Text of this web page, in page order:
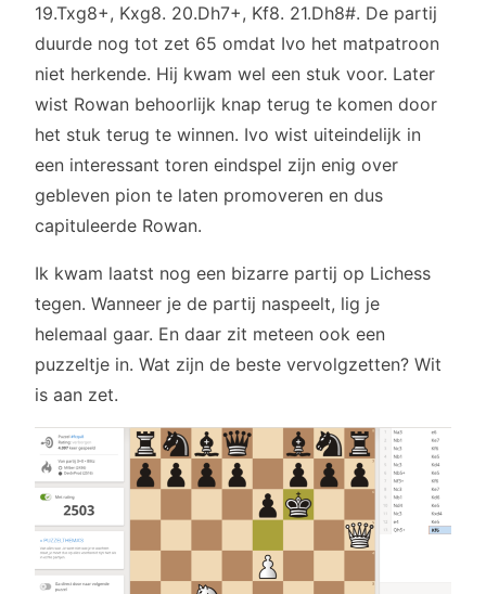
19.Txg8+, Kxg8. 20.Dh7+, Kf8. 21.Dh8#. De partij
duurde nog tot zet 65 omdat Ivo het matpatroon
niet herkende. Hij kwam wel een stuk voor. Later
wist Rowan behoorlijk knap terug te komen door
het stuk terug te winnen. Ivo wist uiteindelijk in
een interessant toren eindspel zijn enig over
gebleven pion te laten promoveren en dus
capituleerde Rowan.
Ik kwam laatst nog een bizarre partij op Lichess
tegen. Wanneer je de partij naspeelt, lig je
helemaal gaar. En daar zit meteen ook een
puzzeltje in. Wat zijn de beste vervolgzetten? Wit
is aan zet.